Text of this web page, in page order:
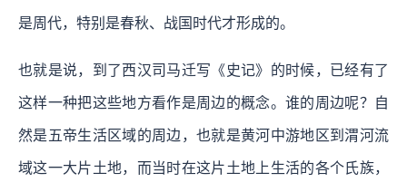
是周代，特别是春秋、战国时代才形成的。
也就是说，到了西汉司马迁写《史记》的时候，已经有了
这样一种把这些地方看作是周边的概念。谁的周边呢？自
然是五帝生活区域的周边，也就是黄河中游地区到渭河流
域这一大片土地，而当时在这片土地上生活的各个氏族，